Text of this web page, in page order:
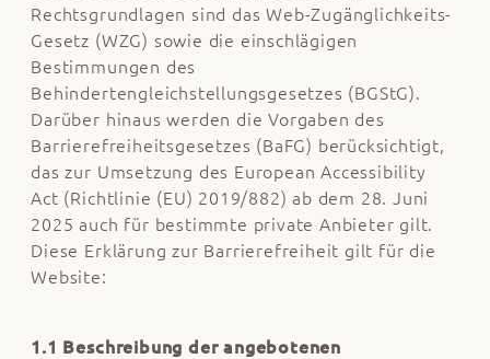
Rechtsgrundlagen sind das Web-Zugänglichkeits-
Gesetz (WZG) sowie die einschlägigen
Bestimmungen des
Behindertengleichstellungsgesetzes (BGStG).
Darüber hinaus werden die Vorgaben des
Barrierefreiheitsgesetzes (BaFG) berücksichtigt,
das zur Umsetzung des European Accessibility
Act (Richtlinie (EU) 2019/882) ab dem 28. Juni
2025 auch für bestimmte private Anbieter gilt.
Diese Erklärung zur Barrierefreiheit gilt für die
Website:
1.1 Beschreibung der angebotenen